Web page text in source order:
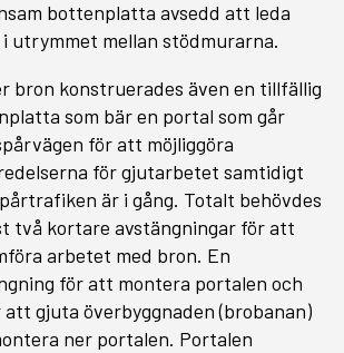
bottenplatta avsedd att leda
utrymmet mellan stödmurarna.
bron konstruerades även en tillfällig
som bär en portal som går
för att möjliggöra
för gjutarbetet samtidigt
är i gång. Totalt behövdes
två kortare avstängningar för att
arbetet med bron. En
för att montera portalen och
att gjuta överbyggnaden (brobanan)
ner portalen. Portalen